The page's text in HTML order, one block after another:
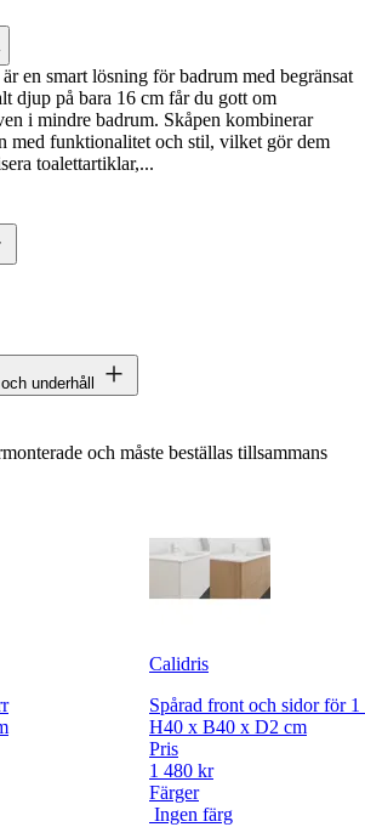
en smart lösning för badrum med begränsat
djup på bara 16 cm får du gott om
i mindre badrum. Skåpen kombinerar
med funktionalitet och stil, vilket gör dem
toalettartiklar,...
underhåll
och måste beställas tillsammans
Calidris
Spårad front och sidor för 1
H40 x B40 x D2 cm
Pris
1 480 kr
Färger
Ingen färg